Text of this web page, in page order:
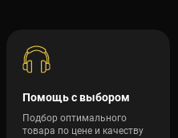
Помощь с выбором
Подбор оптимального
товара по цене и качеству